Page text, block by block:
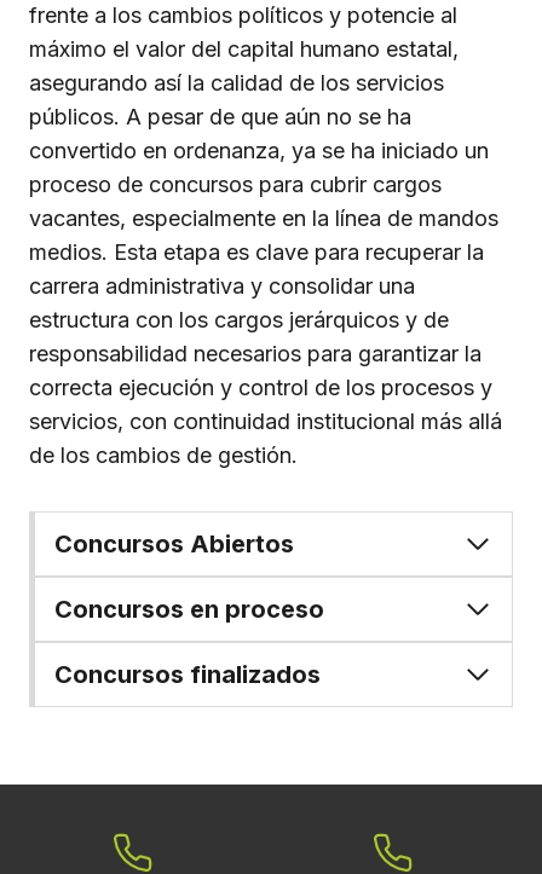
frente a los cambios políticos y potencie al
máximo el valor del capital humano estatal,
asegurando así la calidad de los servicios
públicos. A pesar de que aún no se ha
convertido en ordenanza, ya se ha iniciado un
proceso de concursos para cubrir cargos
vacantes, especialmente en la línea de mandos
medios. Esta etapa es clave para recuperar la
carrera administrativa y consolidar una
estructura con los cargos jerárquicos y de
responsabilidad necesarios para garantizar la
correcta ejecución y control de los procesos y
servicios, con continuidad institucional más allá
de los cambios de gestión.
Concursos Abiertos
Concursos en proceso
Concursos finalizados